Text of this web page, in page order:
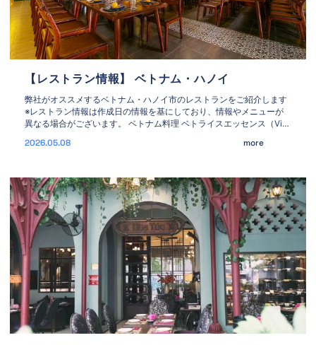
【レストラン情報】 ベトナム・ハノイ
弊社がオススメするベトナム・ハノイ市のレストランをご紹介します
※レストラン情報は作成日の情報を基にしており、情報やメニューが
異なる場合がございます。 ベトナム料理 ベトライスエッセンス（Viet
Hanoi, Vietnam コメント：ベトナムの食の原点である「お米」
2026.05.08 more